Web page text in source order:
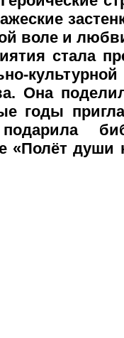
воле и
стала
Она
годы
«Полёт души